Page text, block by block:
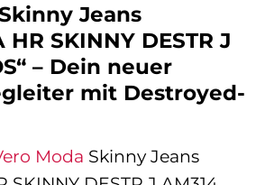
Jeans
HR SKINNY DESTR J
– Dein neuer
mit Destroyed-
Moda Skinny Jeans